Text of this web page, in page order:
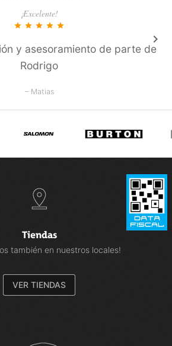
¡Excelente!
star star star star star
y asesoramiento de parte de
Rodrigo
– Matias
keyboard_arrow_right
Tiendas
también en nuestros locales!
VER TIENDAS